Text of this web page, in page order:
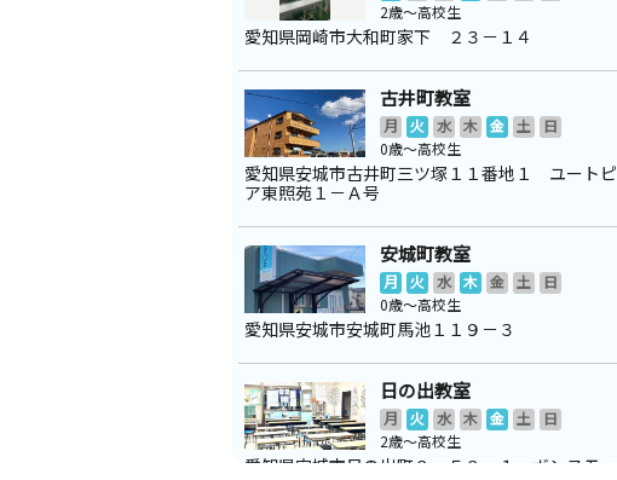
2歳～高校生
愛知県岡崎市大和町家下 ２３－１４
古井町教室
月 火 水 木 金 土
日
0歳～高校生
愛知県安城市古井町三ツ塚１１番地１ ユートピ
ア東照苑１－Ａ号
安城町教室
月 火 水 木 金 土
日
0歳～高校生
愛知県安城市安城町馬池１１９－３
日の出教室
月 火 水 木 金 土
日
2歳～高校生
愛知県安城市日の出町８－５８－１ ボンヌモー